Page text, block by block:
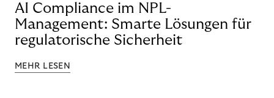
AI Compliance im NPL-
Management: Smarte Lösungen für
regulatorische Sicherheit
MEHR LESEN